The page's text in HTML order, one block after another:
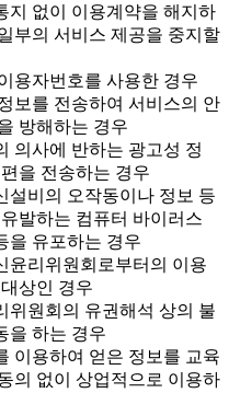
지 없이 이용계약을 해지하
부의 서비스 제공을 중지할
용자번호를 사용한 경우
보를 전송하여 서비스의 안
방해하는 경우
의사에 반하는 광고성 정
을 전송하는 경우
설비의 오작동이나 정보 등
발하는 컴퓨터 바이러스
을 유포하는 경우
윤리위원회로부터의 이용
상인 경우
위원회의 유권해석 상의 불
을 하는 경우
이용하여 얻은 정보를 교육
의 없이 상업적으로 이용하